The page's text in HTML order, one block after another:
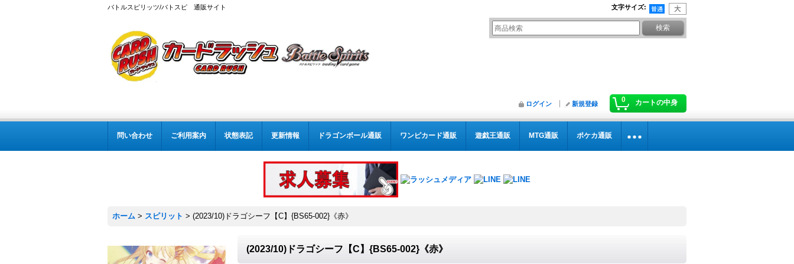
バトルスピリッツ/バトスピ 通販サイト 文字サイズ:
0 カートの中身
ログイン 新規登録
問い合わせ ご利用案内 状態表記 更新情報 ドラゴンボール通販 ワンピカード通販 遊戯王通販 MTG通販 ポケカ通販
ホーム > スピリット > (2023/10)ドラゴシーフ【C】{BS65-002}《赤》
(2023/10)ドラゴシーフ【C】{BS65-002}《赤》